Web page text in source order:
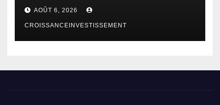
AOÛT 6, 2026
CROISSANCEINVESTISSEMENT